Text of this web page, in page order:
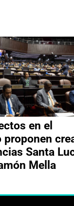
en el
proponen
Santa
Mella